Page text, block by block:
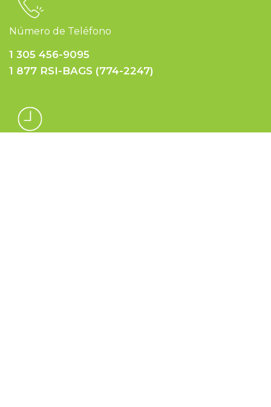
Número de Teléfono
1 305 456-9095
1 877 RSI-BAGS (774-2247)